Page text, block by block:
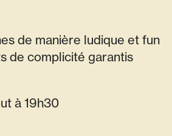
de manière ludique et fun
de complicité garantis
à 19h30